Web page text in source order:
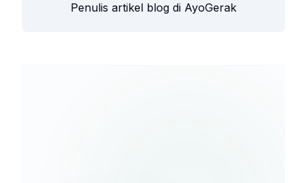
Penulis artikel blog di AyoGerak